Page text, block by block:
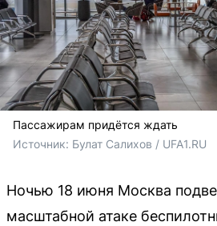
Пассажирам придётся ждать
Источник: Булат Салихов / UFA1.RU
Ночью 18 июня Москва
масштабной атаке